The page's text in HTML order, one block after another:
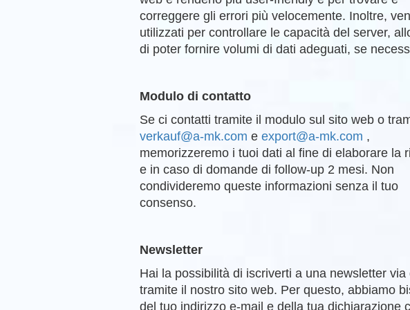
correggere gli errori più velocemente. Inoltre,
utilizzati per controllare le capacità del server,
di poter fornire volumi di dati adeguati, se
Modulo di contatto
Se ci contatti tramite il modulo sul sito web o
verkauf@a-mk.com e export@a-mk.com ,
memorizzeremo i tuoi dati al fine di elaborare la
e in caso di domande di follow-up 2 mesi. Non
condivideremo queste informazioni senza il tuo
consenso.
Newsletter
Hai la possibilità di iscriverti a una newsletter via
tramite il nostro sito web. Per questo, abbiamo
del tuo indirizzo e-mail e della tua dichiarazione